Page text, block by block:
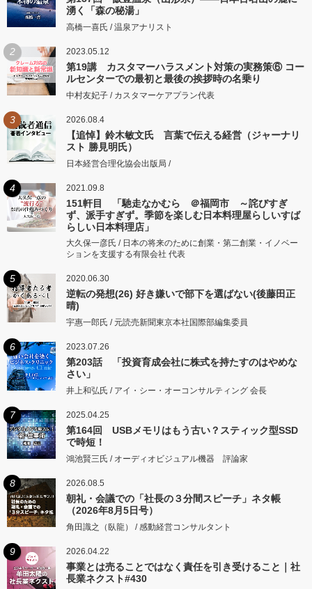
湧く「森の秘湯」
高橋一喜氏 / 温泉アナリスト
2 2023.05.12
第19講 カスタマーハラスメント対策の実務策⑥ コー
ルセンターでの最初と最後の挨拶時の名乗り
中村友妃子 / カスタマーケアプラン代表
3 2026.08.4
【追悼】鈴木敏文氏 言葉で伝える経営（ジャーナリ
スト 勝見明氏）
日本経営合理化協会出版局 /
4 2021.09.8
151軒目 「馳走なかむら ＠福岡市 ～詫びすぎ
ず、派手すぎず。季節を楽しむ日本料理屋らしいすば
らしい日本料理店」
大久保一彦氏 / 日本の将来のために創業・第二創業・イノベー
ションを支援する有限会社 代表
5 2020.06.30
逆転の発想(26) 好き嫌いで部下を選ばない(後藤田正
晴)
宇惠一郎氏 / 元読売新聞東京本社国際部編集委員
6 2023.07.26
第203話 「投資育成会社に株式を持たすのはやめな
さい」
井上和弘氏 / アイ・シー・オーコンサルティング 会長
7 2025.04.25
第164回 USBメモリはもう古い？スティック型SSD
で時短！
鴻池賢三氏 / オーディオビジュアル機器 評論家
8 2026.08.5
朝礼・会議での「社長の３分間スピーチ」ネタ帳
（2026年8月5日号）
角田識之（臥龍） / 感動経営コンサルタント
9 2026.04.22
事業とは売ることではなく責任を引き受けること｜社
長業ネクスト#430